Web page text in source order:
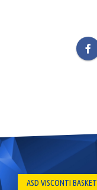
ASD VISCONTI BASKET